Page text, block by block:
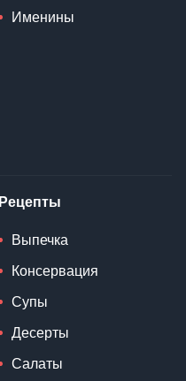
Именины
Рецепты
Выпечка
Консервация
Супы
Десерты
Салаты